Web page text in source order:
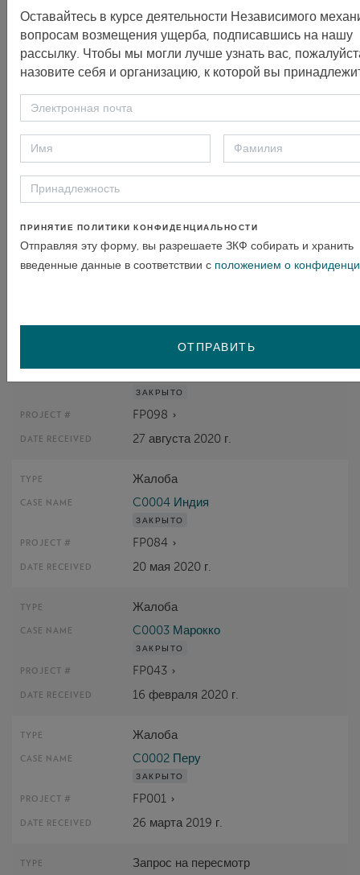
FP121
14 июня 2022 г.
Жалоба
C0007 Пакистан
ЗАКРЫТО
FP018
Жалоба
C0006 Никарагуа
ЗАКРЫТО
Жалоба
ЗАКРЫТО
FP098
27 августа 2020 г.
Жалоба
C0004 Индия
ЗАКРЫТО
FP084
20 мая 2020 г.
Жалоба
C0003 Марокко
ЗАКРЫТО
FP043
16 февраля 2020 г.
Жалоба
C0002 Перу
ЗАКРЫТО
FP001
26 марта 2019 г.
Запрос на пересмотр
Оставайтесь в курсе деятельности Независимого
вопросам возмещения ущерба, подписавшись на нашу
рассылку. Чтобы мы могли лучше узнать вас,
назовите себя и организацию, к которой вы
ПРИНЯТИЕ ПОЛИТИКИ КОНФИДЕНЦИАЛЬНОСТИ
Отправляя эту форму, вы разрешаете ЗКФ собирать и хранить
введенные данные в соответствии с положением о
ОТПРАВИТЬ